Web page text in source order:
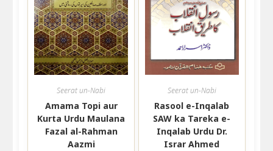
Seerat un-Nabi
Amama Topi aur
Kurta Urdu Maulana
Fazal al-Rahman
Aazmi
Seerat un-Nabi
Rasool e-Inqalab
SAW ka Tareka e-
Inqalab Urdu Dr.
Israr Ahmed